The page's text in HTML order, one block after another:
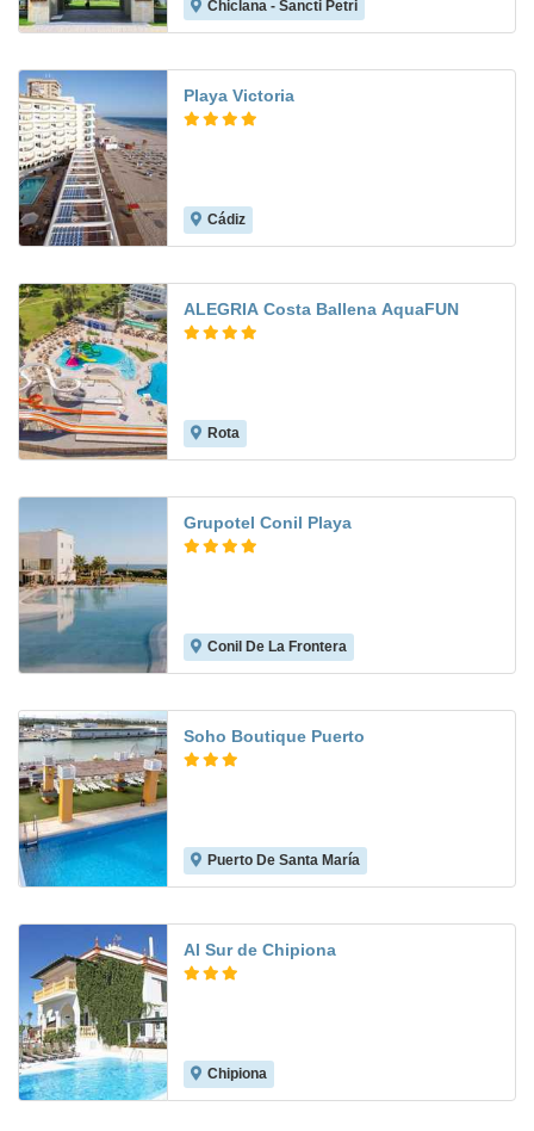
Chiclana - Sancti Petri
Playa Victoria
Cádiz
ALEGRIA Costa Ballena AquaFUN
Rota
Grupotel Conil Playa
Conil De La Frontera
Soho Boutique Puerto
Puerto De Santa María
Al Sur de Chipiona
Chipiona